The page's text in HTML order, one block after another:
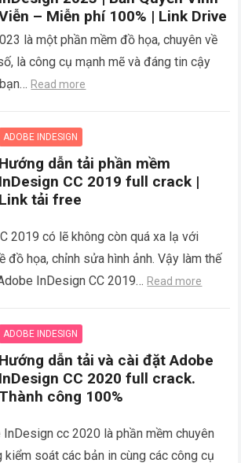
– Miễn phí 100% | Link Drive
là một phần mềm đồ họa, chuyên về
là công cụ mạnh mẽ và đáng tin cậy
Read more
ADOBE INDESIGN
Hướng dẫn tải phần mềm
InDesign CC 2019 full crack |
Link tải free
2019 có lẽ không còn quá xa lạ với
đồ họa, chỉnh sửa hình ảnh. Vậy làm thế
InDesign CC 2019… Read more
ADOBE INDESIGN
Hướng dẫn tải và cài đặt Adobe
InDesign CC 2020 full crack.
Thành công 100%
cc 2020 là phần mềm chuyên
kiểm soát các bản in cùng các công cụ